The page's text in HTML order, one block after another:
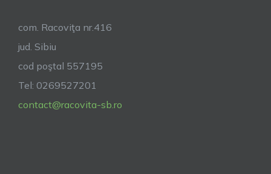
com. Racoviţa nr.416
jud. Sibiu
cod poştal 557195
Tel: 0269527201
contact@racovita-sb.ro